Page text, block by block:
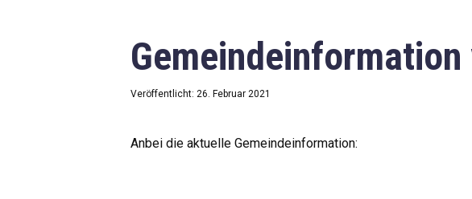
Downloads
ImpressumVeröffentlicht: 26. Februar 2021
Anbei die aktuelle Gemeindeinformation: